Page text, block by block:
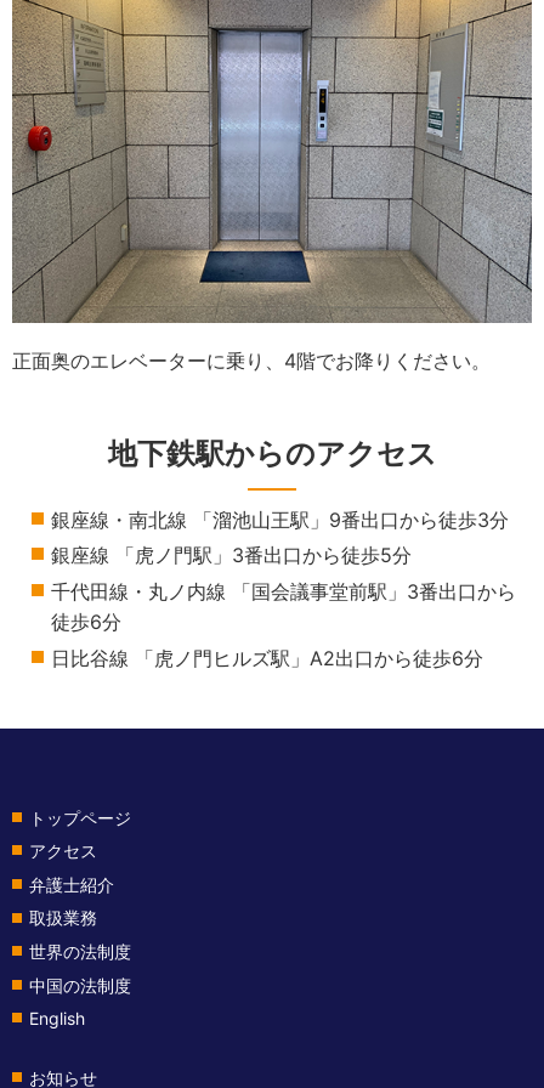
正面奥のエレベーターに乗り、4階でお降りください。
地下鉄駅からのアクセス
銀座線・南北線 「溜池山王駅」9番出口から徒歩3分
銀座線 「虎ノ門駅」3番出口から徒歩5分
千代田線・丸ノ内線 「国会議事堂前駅」3番出口から
徒歩6分
日比谷線 「虎ノ門ヒルズ駅」A2出口から徒歩6分
トップページ
アクセス
弁護士紹介
取扱業務
世界の法制度
中国の法制度
English
お知らせ